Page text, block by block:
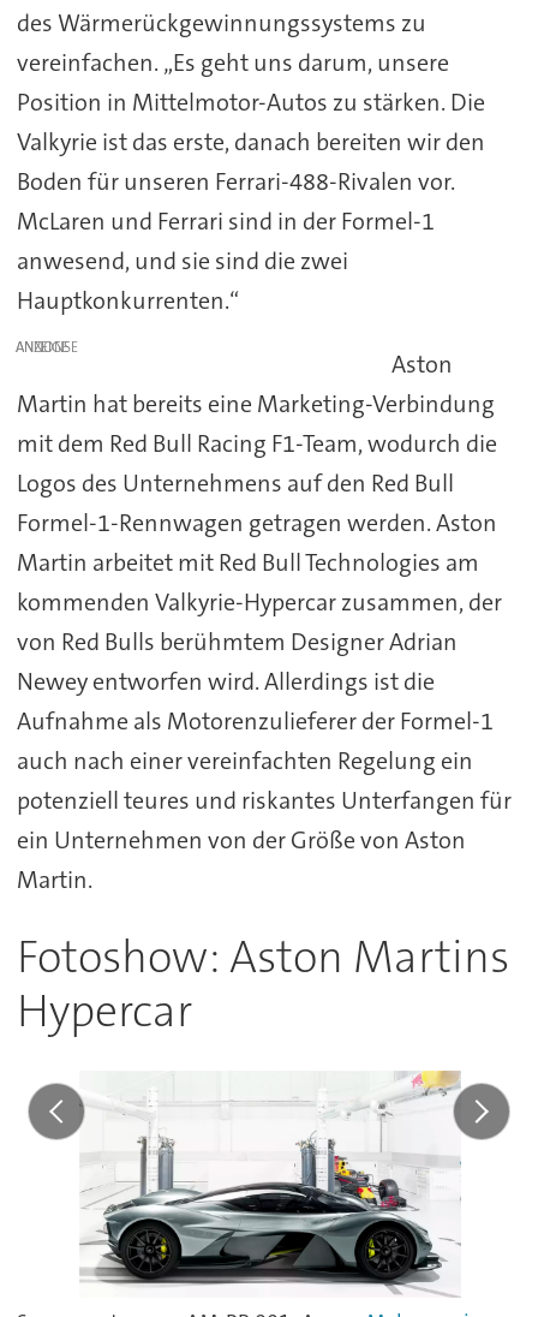
des Wärmerückgewinnungssystems zu
vereinfachen. „Es geht uns darum, unsere
Position in Mittelmotor-Autos zu stärken. Die
Valkyrie ist das erste, danach bereiten wir den
Boden für unseren Ferrari-488-Rivalen vor.
McLaren und Ferrari sind in der Formel-1
anwesend, und sie sind die zwei
Hauptkonkurrenten.“
ANZEIGE
Aston
Martin hat bereits eine Marketing-Verbindung
mit dem Red Bull Racing F1-Team, wodurch die
Logos des Unternehmens auf den Red Bull
Formel-1-Rennwagen getragen werden. Aston
Martin arbeitet mit Red Bull Technologies am
kommenden Valkyrie-Hypercar zusammen, der
von Red Bulls berühmtem Designer Adrian
Newey entworfen wird. Allerdings ist die
Aufnahme als Motorenzulieferer der Formel-1
auch nach einer vereinfachten Regelung ein
potenziell teures und riskantes Unterfangen für
ein Unternehmen von der Größe von Aston
Martin.
Fotoshow: Aston Martins
Hypercar